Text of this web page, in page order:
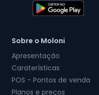
Sobre o Moloni
Apresentação
Caraterísticas
POS - Pontos de venda
Planos e preços